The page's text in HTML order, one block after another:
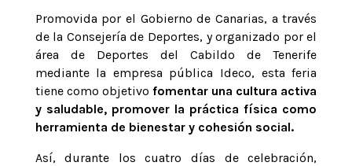
Promovida por el Gobierno de Canarias, a través
de la Consejería de Deportes, y organizado por el
área de Deportes del Cabildo de Tenerife
mediante la empresa pública Ideco, esta feria
tiene como objetivo fomentar una cultura activa
y saludable, promover la práctica física como
herramienta de bienestar y cohesión social.
Así, durante los cuatro días de celebración,